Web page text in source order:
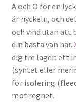
A och O för en
är nyckeln, och
och vind utan att
din bästa vän här.
dig tre lager: ett
(syntet eller
för isolering
mot regnet.